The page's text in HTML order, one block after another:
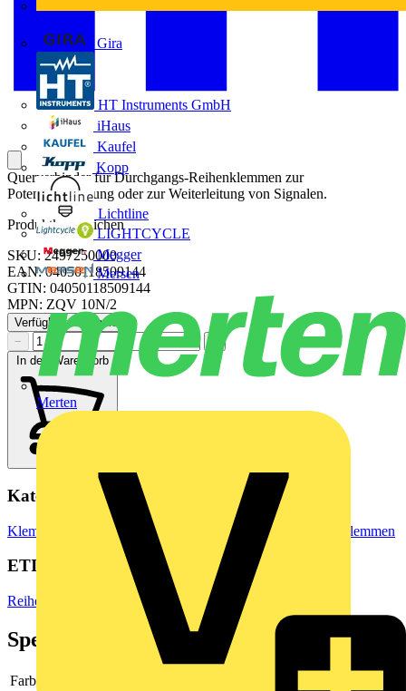
Gira
HT Instruments GmbH
iHaus
Kaufel
Kopp
Lichtline
LIGHTCYCLE
Megger
Mersen
Merten
Querverbinder für Durchgangs-Reihenklemmen zur
Potentialverteilung oder zur Weiterleitung von Signalen.
Produktkennzeichen
SKU: 2497250000
EAN: 04050118509144
GTIN: 04050118509144
MPN: ZQV 10N/2
Verfügbar: 1 Händler
−
In den Warenkorb
Kategorien
Klemmen, Steckverbinder & Verbindungselemente Reihenklemmen
ETIM Group
Reihenklemmen
Spezifikationen
Farbe